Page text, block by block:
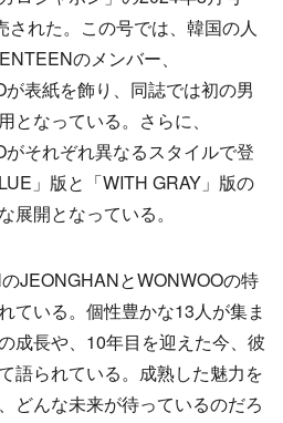
された。この号では、韓国の人
のメンバー、
表紙を飾り、同誌では初の男
となっている。さらに、
それぞれ異なるスタイルで登
」版と「WITH GRAY」版の
展開となっている。
JEONGHANとWONWOOの特
ている。個性豊かな13人が集ま
成長や、10年目を迎えた今、彼
語られている。成熟した魅力を
どんな未来が待っているのだろ